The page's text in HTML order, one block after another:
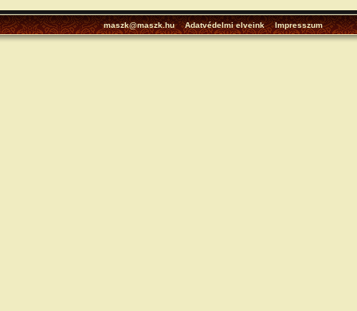
maszk@maszk.hu Adatvédelmi elveink Impresszum